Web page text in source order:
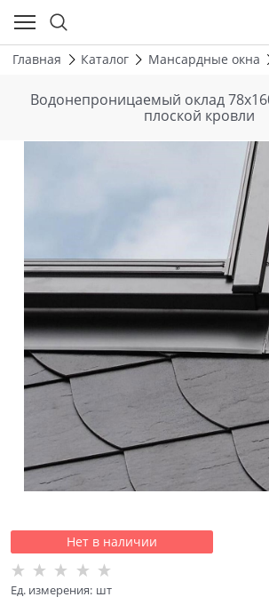
Главная Каталог Мансардные окна
Водонепроницаемый оклад
плоской кровли
Нет в наличии
Ед. измерения: шт